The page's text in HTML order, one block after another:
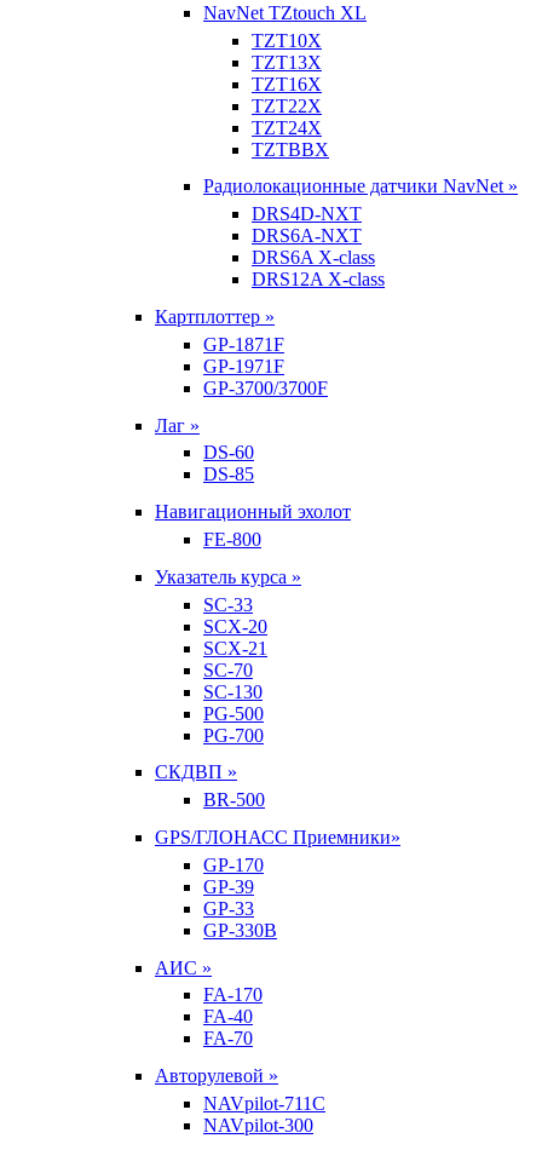
NavNet TZtouch XL
TZT10X
TZT13X
TZT16X
TZT22X
TZT24X
TZTBBX
Радиолокационные датчики NavNet »
DRS4D-NXT
DRS6A-NXT
DRS6A X-class
DRS12A X-class
Картплоттер »
GP-1871F
GP-1971F
GP-3700/3700F
Лаг »
DS-60
DS-85
Навигационный эхолот
FE-800
Указатель курса »
SC-33
SCX-20
SCX-21
SC-70
SC-130
PG-500
PG-700
СКДВП »
BR-500
GPS/ГЛОНАСС Приемники»
GP-170
GP-39
GP-33
GP-330B
АИС »
FA-170
FA-40
FA-70
Авторулевой »
NAVpilot-711С
NAVpilot-300